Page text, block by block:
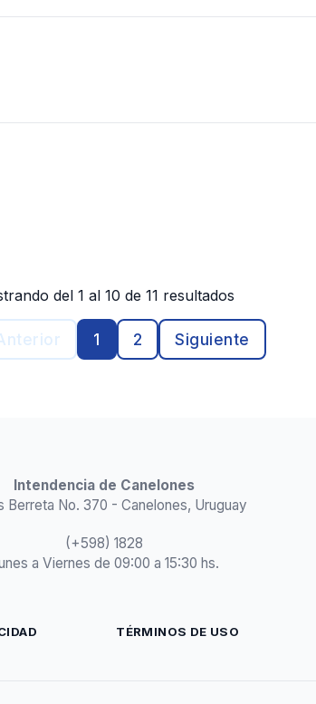
del 1 al 10 de 11 resultados
1 2 Siguiente
Intendencia de Canelones
Berreta No. 370 - Canelones, Uruguay
(+598) 1828
a Viernes de 09:00 a 15:30 hs.
TÉRMINOS DE USO